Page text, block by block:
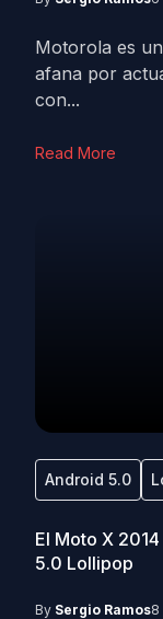
Motorola es
afana por
con...
Read More
Android 5.0
El Moto X
5.0 Lollipop
By Sergio Ramos8